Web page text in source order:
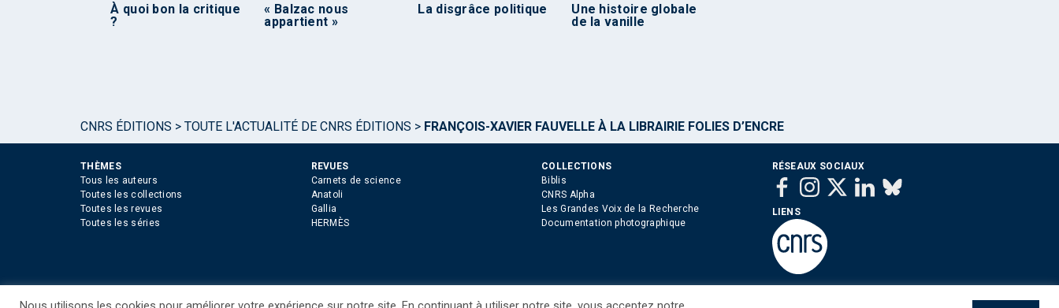
À quoi bon la critique
?
« Balzac nous
appartient »
La disgrâce politique
Une histoire globale
de la vanille
CNRS ÉDITIONS > TOUTE L'ACTUALITÉ DE CNRS ÉDITIONS > FRANÇOIS-XAVIER FAUVELLE À LA LIBRAIRIE FOLIES D’ENCRE
THÈMES
Tous les auteurs
Toutes les collections
Toutes les revues
Toutes les séries
REVUES
Carnets de science
Anatoli
Gallia
HERMÈS
COLLECTIONS
Biblis
CNRS Alpha
Les Grandes Voix de la Recherche
Documentation photographique
RÉSEAUX SOCIAUX
LIENS